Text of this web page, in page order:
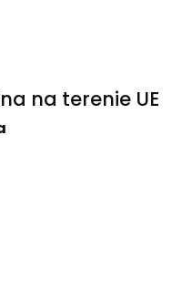
na terenie UE